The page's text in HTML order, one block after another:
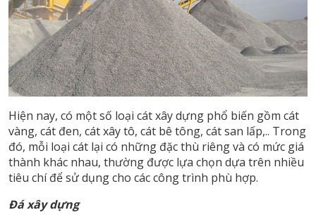
Hiện nay, có một số loại cát xây dựng phổ biến gồm cát
vàng, cát đen, cát xây tô, cát bê tông, cát san lấp,.. Trong
đó, mỗi loại cát lại có những đặc thù riêng và có mức giá
thành khác nhau, thường được lựa chọn dựa trên nhiều
tiêu chí để sử dụng cho các công trình phù hợp.
Đá xây dựng